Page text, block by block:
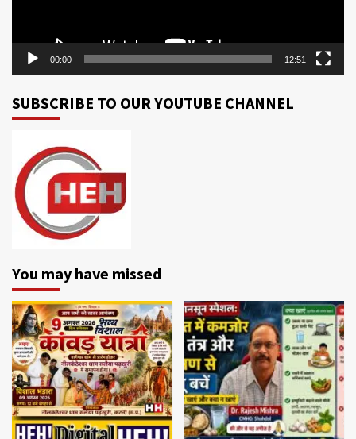
00:00 12:51
SUBSCRIBE TO OUR YOUTUBE CHANNEL
You may have missed